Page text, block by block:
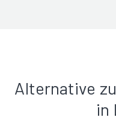
Alternative
in